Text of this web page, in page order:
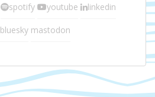
spotify youtube linkedin
bluesky mastodon